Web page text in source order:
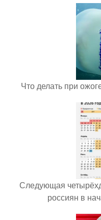
Что делать при
Следующая
россиян в